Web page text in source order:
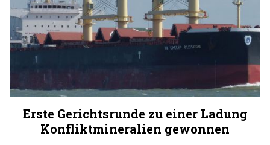
Erste Gerichtsrunde zu einer Ladung
Konfliktmineralien gewonnen